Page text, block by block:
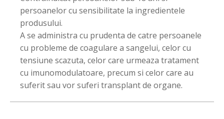
persoanelor cu sensibilitate la ingredientele
produsului.
A se administra cu prudenta de catre persoanele
cu probleme de coagulare a sangelui, celor cu
tensiune scazuta, celor care urmeaza tratament
cu imunomodulatoare, precum si celor care au
suferit sau vor suferi transplant de organe.